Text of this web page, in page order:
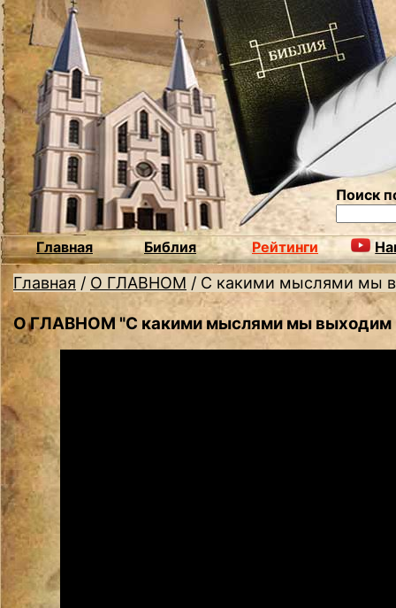
Поиск
Главная Библия Рейтинги
Главная / О ГЛАВНОМ / С какими мыслями мы
О ГЛАВНОМ "С какими мыслями мы выходим